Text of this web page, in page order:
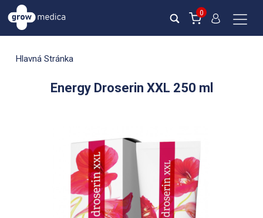
0
Hlavná Stránka
Energy Droserin XXL 250 ml